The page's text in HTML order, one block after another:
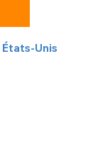
États-Unis